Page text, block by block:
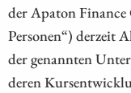
der Apaton
Personen“) derzeit
der genannten
deren